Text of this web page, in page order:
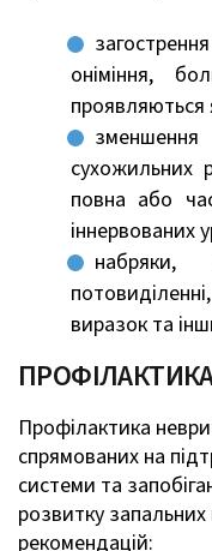
оніміння,
проявляються
сухожильних
повна або
іннервованих
виразок та
Профілактика
спрямованих на
системи та
розвитку
рекомендацій: